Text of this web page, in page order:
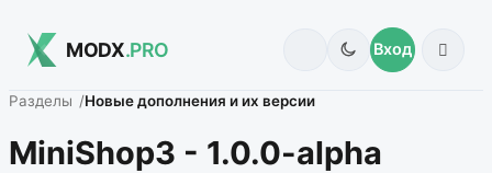
MODX.PRO Вход
Разделы Новые дополнения и их версии
MiniShop3 - 1.0.0-alpha